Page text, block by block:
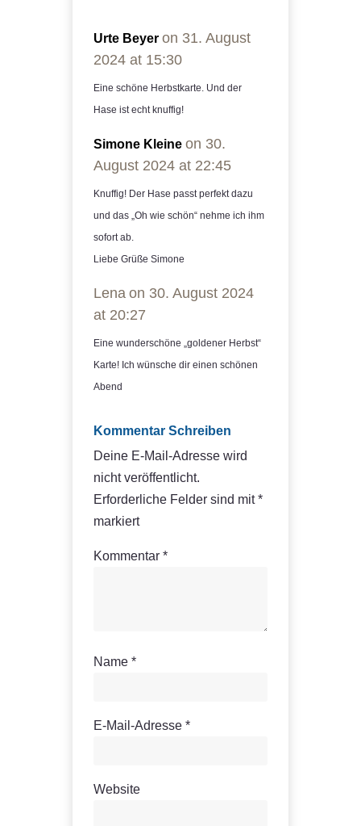
Urte Beyer on 31. August
2024 at 15:30
Eine schöne Herbstkarte. Und der
Hase ist echt knuffig!
Simone Kleine on 30.
August 2024 at 22:45
Knuffig! Der Hase passt perfekt dazu
und das „Oh wie schön“ nehme ich ihm
sofort ab.
Liebe Grüße Simone
Lena on 30. August 2024
at 20:27
Eine wunderschöne „goldener Herbst“
Karte! Ich wünsche dir einen schönen
Abend
Kommentar Schreiben
Deine E-Mail-Adresse wird
nicht veröffentlicht.
Erforderliche Felder sind mit*
markiert
Kommentar*
Name*
E-Mail-Adresse*
Website